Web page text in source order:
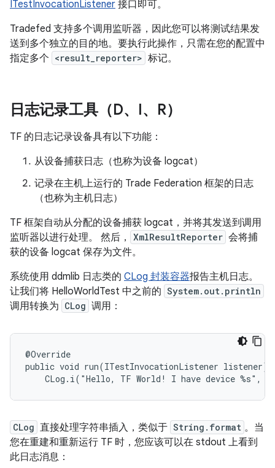
ITestInvocationListener 接口即可。
Tradefed 支持多个调用监听器，因此您可以将测试结果发
送到多个独立的目的地。要执行此操作，只需在您的配置中
指定多个 <result_reporter> 标记。
日志记录工具（D、I、R）
TF 的日志记录设备具有以下功能：
从设备捕获日志（也称为设备 logcat）
记录在主机上运行的 Trade Federation 框架的日志
（也称为主机日志）
TF 框架自动从分配的设备捕获 logcat，并将其发送到调用
监听器以进行处理。 然后，
XmlResultReporter 会将捕
获的设备 logcat 保存为文件。
系统使用 ddmlib 日志类的 CLog 封装容器报告主机日志。
让我们将 HelloWorldTest 中之前的 System.out.println
调用转换为 CLog 调用：
@Override
public void run(ITestInvocationListener listener)
CLog.i("Hello, TF World! I have device %s",
CLog 直接处理字符串插入，类似于 String.format 。当
您在重建和重新运行 TF 时，您应该可以在 stdout 上看到
此日志消息：